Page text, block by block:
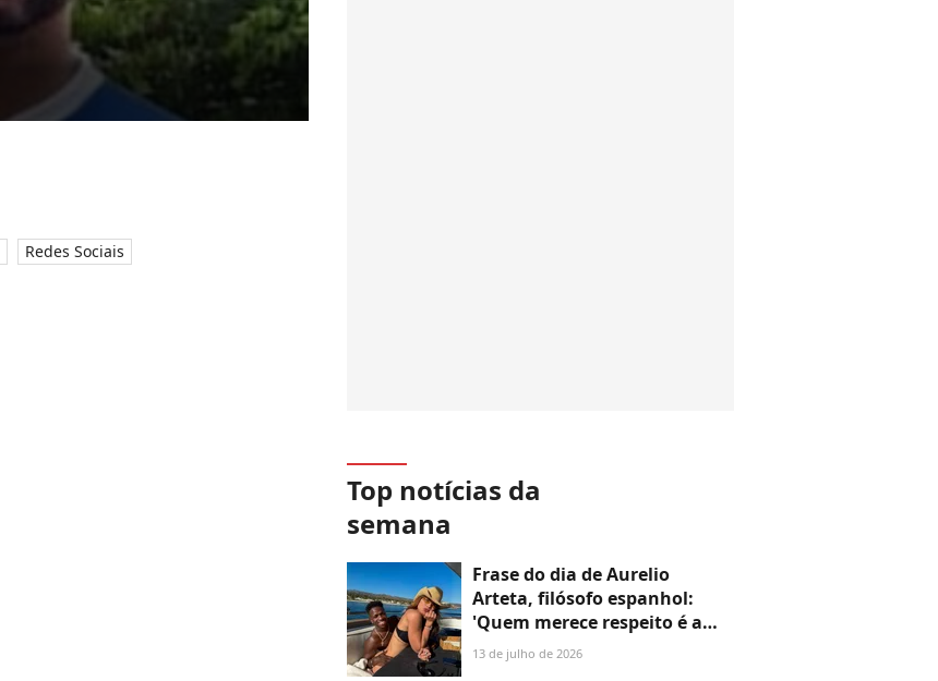
Redes Sociais
Top notícias da
semana
Frase do dia de Aurelio
Arteta, filósofo espanhol:
'Quem merece respeito é a
pessoa, e com muita
13 de julho de 2026